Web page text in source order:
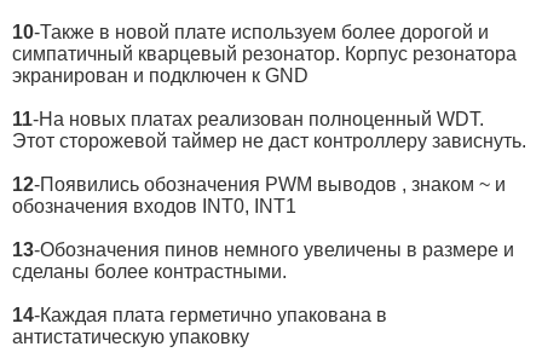
10-Также в новой плате используем более дорогой и
симпатичный кварцевый резонатор. Корпус резонатора
экранирован и подключен к GND
11-На новых платах реализован полноценный WDT.
Этот сторожевой таймер не даст контроллеру зависнуть.
12-Появились обозначения PWM выводов , знаком ~ и
обозначения входов INT0, INT1
13-Обозначения пинов немного увеличены в размере и
сделаны более контрастными.
14-Каждая плата герметично упакована в
антистатическую упаковку